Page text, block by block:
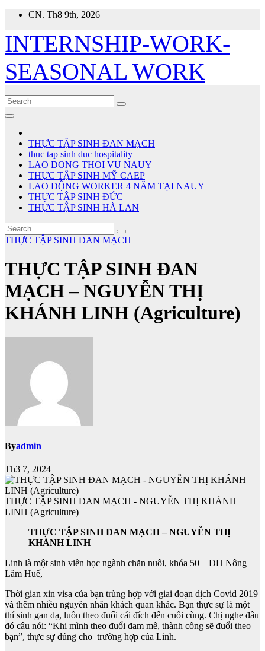
Skip
content
CN. Th8 9th, 2026
INTERNSHIP-WORK-
SEASONAL WORK
THỰC TẬP SINH ĐAN MẠCH
thuc tap sinh duc hospitality
LAO DONG THOI VU NAUY
THỰC TẬP SINH MỸ CAEP
LAO ĐỘNG WORKER 4 NĂM TẠI NAUY
THỰC TẬP SINH ĐỨC
THỰC TẬP SINH HÀ LAN
THỰC TẬP SINH ĐAN MẠCH
THỰC TẬP SINH ĐAN
MẠCH – NGUYỄN THỊ
KHÁNH LINH (Agriculture)
Byadmin
Th3 7, 2024
THỰC TẬP SINH ĐAN MẠCH - NGUYỄN THỊ KHÁNH
LINH (Agriculture)
THỰC TẬP SINH ĐAN MẠCH – NGUYỄN THỊ
KHÁNH LINH
Linh là một sinh viên học ngành chăn nuôi, khóa 50 – ĐH Nông
Lâm Huế,
Thời gian xin visa của bạn trùng hợp với giai đoạn dịch Covid 2019
và thêm nhiều nguyên nhân khách quan khác. Bạn thực sự là một
thí sinh gan dạ, luôn theo đuổi cái đích đến cuối cùng. Chị nghe đâu
đó câu nói: “Khi mình theo đuổi đam mê, thành công sẽ đuổi theo
bạn”, thực sự đúng cho trường hợp của Linh.